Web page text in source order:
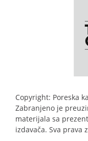
Copyright: Poreska
Zabranjeno je
materijala sa
izdavača. Sva prava